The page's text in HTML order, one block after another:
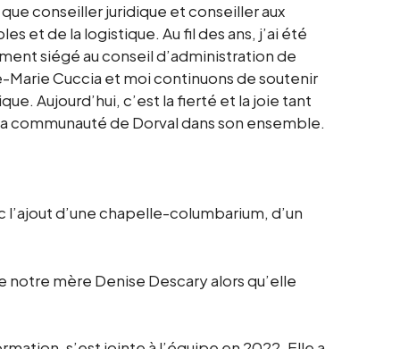
conseiller juridique et conseiller aux
et de la logistique. Au fil des ans, j’ai été
siégé au conseil d’administration de
Marie Cuccia et moi continuons de soutenir
Aujourd’hui, c’est la fierté et la joie tant
de Dorval dans son ensemble.
d’une chapelle-columbarium, d’un
notre mère Denise Descary alors qu’elle